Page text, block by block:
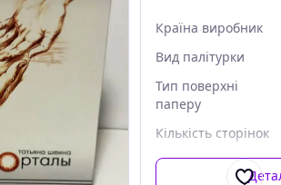
Країна виробник
Вид палітурки
Тип поверхні
паперу
Кількість сторінок